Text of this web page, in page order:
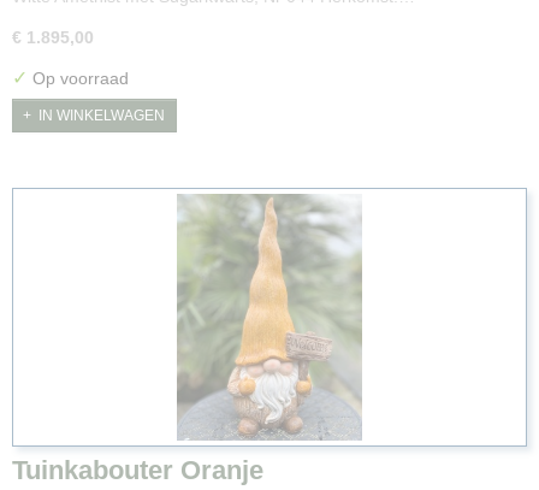
€ 1.895,00
✓ Op voorraad
IN WINKELWAGEN
Tuinkabouter Oranje